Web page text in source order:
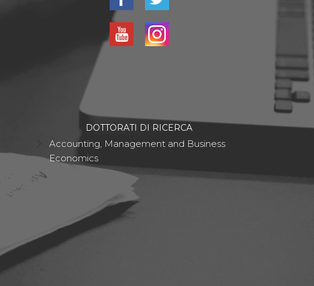
DOTTORATI DI RICERCA
Accounting, Management and Business
Economics